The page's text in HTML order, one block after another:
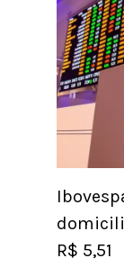
R$ 5,51